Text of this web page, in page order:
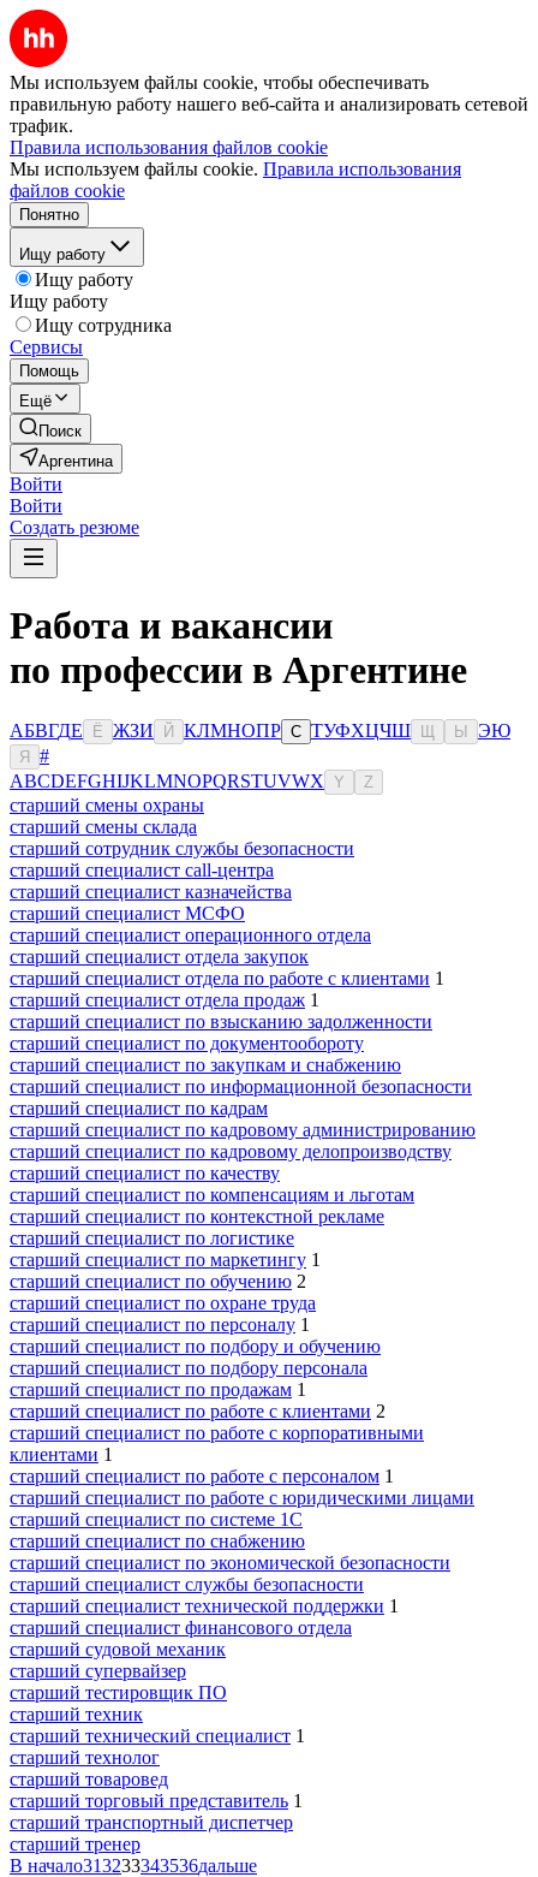
Мы используем файлы cookie, чтобы обеспечивать
правильную работу нашего веб-сайта и анализировать сетевой
трафик.
Правила использования файлов cookie
Мы используем файлы cookie. Правила использования
файлов cookie
Понятно
Ищу работу
Ищу работу
Ищу работу
Ищу сотрудника
Сервисы
Помощь
Ещё
Поиск
Аргентина
Войти
Войти
Создать резюме
Работа и вакансии
по профессии в Аргентине
АБВГДЕ Ё ЖЗИ Й КЛМНОПР С ТУФХЦЧШ Ы ЭЮ
Я
#
ABCDEFGHIJKLMNOPQRSTUVWX Y Z
старший смены охраны
старший смены склада
старший сотрудник службы безопасности
старший специалист call-центра
старший специалист казначейства
старший специалист МСФО
старший специалист операционного отдела
старший специалист отдела закупок
старший специалист отдела по работе с клиентами 1
старший специалист отдела продаж 1
старший специалист по взысканию задолженности
старший специалист по документообороту
старший специалист по закупкам и снабжению
старший специалист по информационной безопасности
старший специалист по кадрам
старший специалист по кадровому администрированию
старший специалист по кадровому делопроизводству
старший специалист по качеству
старший специалист по компенсациям и льготам
старший специалист по контекстной рекламе
старший специалист по логистике
старший специалист по маркетингу 1
старший специалист по обучению 2
старший специалист по охране труда
старший специалист по персоналу 1
старший специалист по подбору и обучению
старший специалист по подбору персонала
старший специалист по продажам 1
старший специалист по работе с клиентами 2
старший специалист по работе с корпоративными
клиентами 1
старший специалист по работе с персоналом 1
старший специалист по работе с юридическими лицами
старший специалист по системе 1С
старший специалист по снабжению
старший специалист по экономической безопасности
старший специалист службы безопасности
старший специалист технической поддержки 1
старший специалист финансового отдела
старший судовой механик
старший супервайзер
старший тестировщик ПО
старший техник
старший технический специалист 1
старший технолог
старший товаровед
старший торговый представитель 1
старший транспортный диспетчер
старший тренер
В начало313233343536дальше